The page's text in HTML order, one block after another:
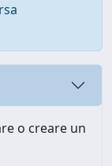
o creare un